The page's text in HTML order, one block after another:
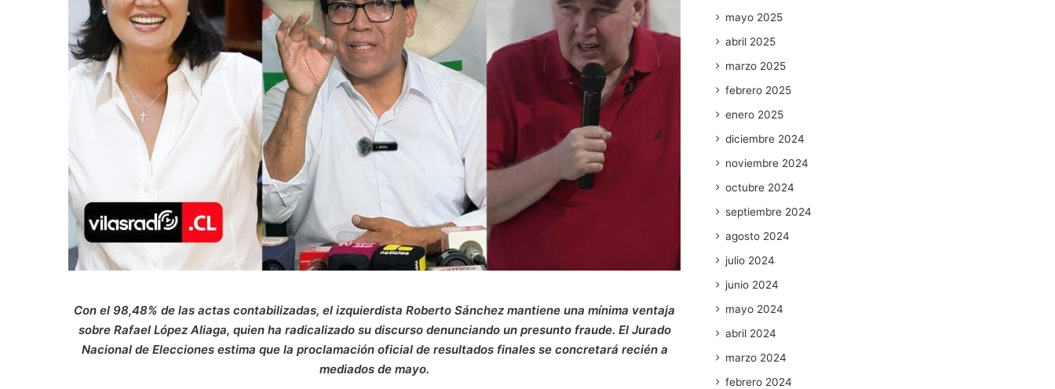
Con el 98,48% de las actas contabilizadas, el izquierdista Roberto Sánchez mantiene una mínima ventaja
sobre Rafael López Aliaga, quien ha radicalizado su discurso denunciando un presunto fraude. El Jurado
Nacional de Elecciones estima que la proclamación oficial de resultados finales se concretará recién a
mediados de mayo.
mayo 2025
abril 2025
marzo 2025
febrero 2025
enero 2025
diciembre 2024
noviembre 2024
octubre 2024
septiembre 2024
agosto 2024
julio 2024
junio 2024
mayo 2024
abril 2024
marzo 2024
febrero 2024